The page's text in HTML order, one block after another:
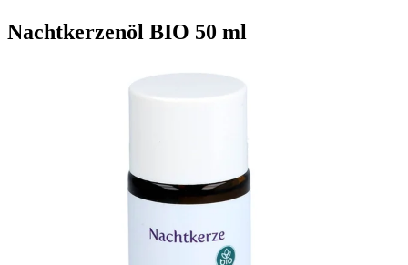
Nachtkerzenöl BIO 50 ml